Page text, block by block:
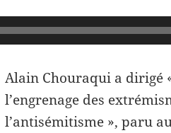
Alain Chouraqui a dirigé
l’engrenage des
l’antisémitisme », paru